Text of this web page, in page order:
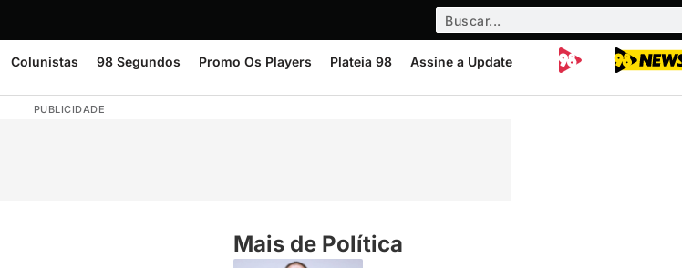
Colunistas 98 Segundos Promo Os Players Plateia 98 Assine a Update
PUBLICIDADE
Mais de Política